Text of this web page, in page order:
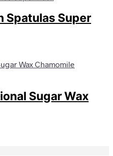
kr..
Spatulas Super
Sugar Wax